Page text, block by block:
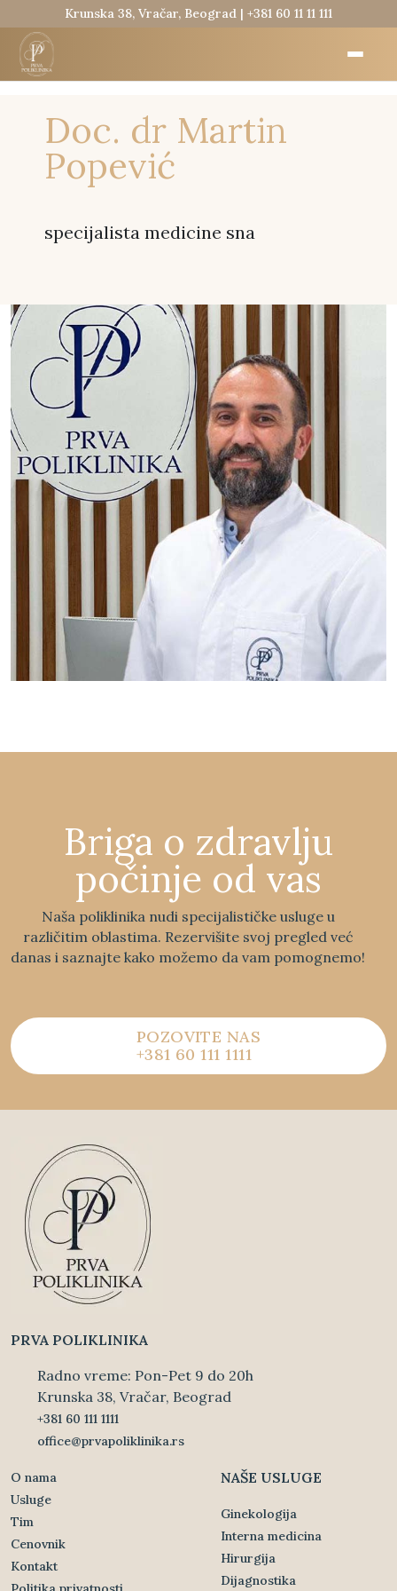
Krunska 38, Vračar, Beograd | +381 60 11 11 111
Doc. dr Martin
Popević
specijalista medicine sna
Briga o zdravlju
počinje od vas
Naša poliklinika nudi specijalističke usluge u
različitim oblastima. Rezervišite svoj pregled već
danas i saznajte kako možemo da vam pomognemo!
POZOVITE NAS
+381 60 111 1111
O nama
Usluge
Tim
Cenovnik
Kontakt
NAŠE USLUGE
Ginekologija
Interna medicina
Hirurgija
Dijagnostika
PRVA POLIKLINIKA
Radno vreme: Pon-Pet 9 do 20h
Krunska 38, Vračar, Beograd
+381 60 111 1111
office@prvapoliklinika.rs